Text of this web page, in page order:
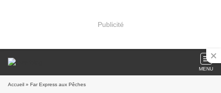
Publicité
MENU
Accueil » Far Express aux Pêches